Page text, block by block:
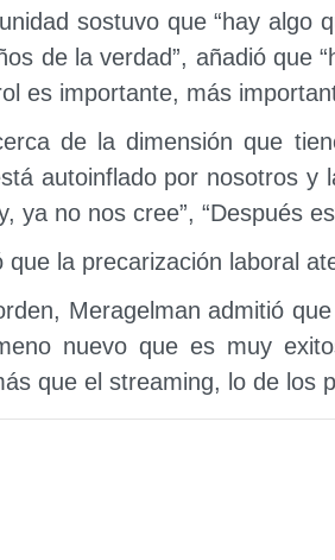
sostuvo que “hay algo
de la verdad”, añadió que
es importante, más
de la dimensión que
autoinflado por nosotros y
ya no nos cree”, “Después
que la precarización laboral
Meragelman admitió
nuevo que es muy
que el streaming, lo de los